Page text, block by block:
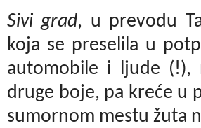
Sivi grad, u prevodu
koja se preselila u
automobile i ljude (!),
druge boje, pa kreće u
sumornom mestu žuta